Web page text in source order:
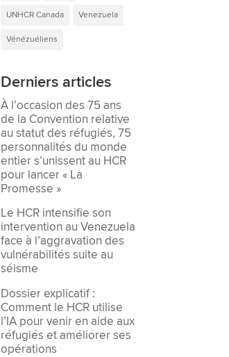
UNHCR Canada Venezuela
Vénézuéliens
Derniers articles
À l’occasion des 75 ans
de la Convention relative
au statut des réfugiés, 75
personnalités du monde
entier s’unissent au HCR
pour lancer « La
Promesse »
Le HCR intensifie son
intervention au Venezuela
face à l’aggravation des
vulnérabilités suite au
séisme
Dossier explicatif :
Comment le HCR utilise
l’IA pour venir en aide aux
réfugiés et améliorer ses
opérations